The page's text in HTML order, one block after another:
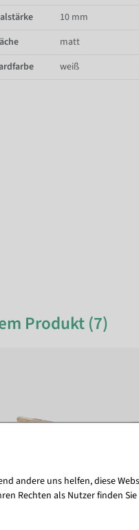
10 mm
matt
weiß
Produkt (7)
andere uns helfen, diese
Rechten als Nutzer finden